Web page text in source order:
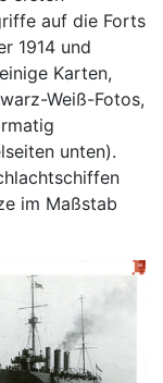
auf die Forts
1914 und
Karten,
Weiß-Fotos,
unten).
im Maßstab